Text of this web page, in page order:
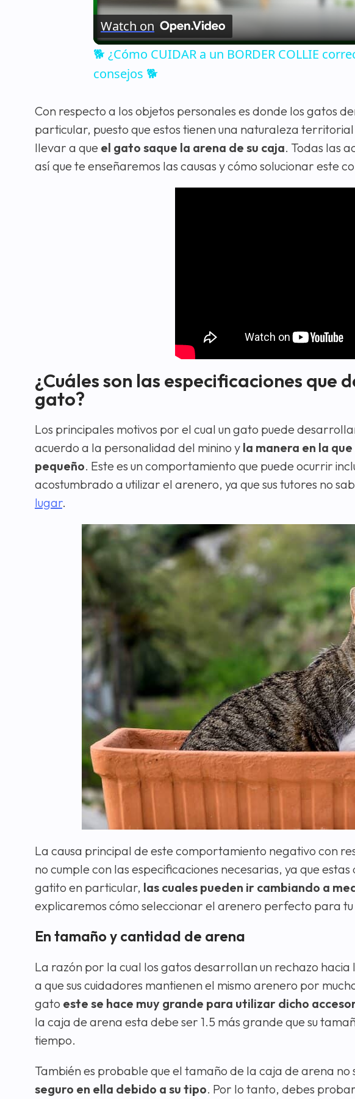
Watch on
🐕 ¿Cómo CUIDAR a un BORDER COLLIE
consejos 🐕
Con respecto a los objetos personales es donde los gatos
particular, puesto que estos tienen una naturaleza
llevar a que el gato saque la arena de su caja. Todas las
así que te enseñaremos las causas y cómo solucionar este
¿Cuáles son las especificaciones que
gato?
Los principales motivos por el cual un gato puede
acuerdo a la personalidad del minino y la manera en la
pequeño. Este es un comportamiento que puede ocurrir
acostumbrado a utilizar el arenero, ya que sus tutores no
lugar.
La causa principal de este comportamiento negativo con
no cumple con las especificaciones necesarias, ya que
gatito en particular, las cuales pueden ir cambiando a
explicaremos cómo seleccionar el arenero perfecto para tu
En tamaño y cantidad de arena
La razón por la cual los gatos desarrollan un rechazo
a que sus cuidadores mantienen el mismo arenero por
gato este se hace muy grande para utilizar dicho
la caja de arena esta debe ser 1.5 más grande que su
tiempo.
También es probable que el tamaño de la caja de arena no
seguro en ella debido a su tipo. Por lo tanto, debes